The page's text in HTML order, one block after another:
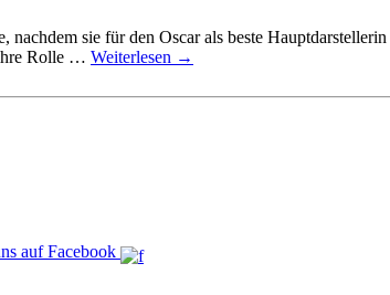
nachdem sie für den Oscar als beste
Rolle … Weiterlesen →
auf Facebook